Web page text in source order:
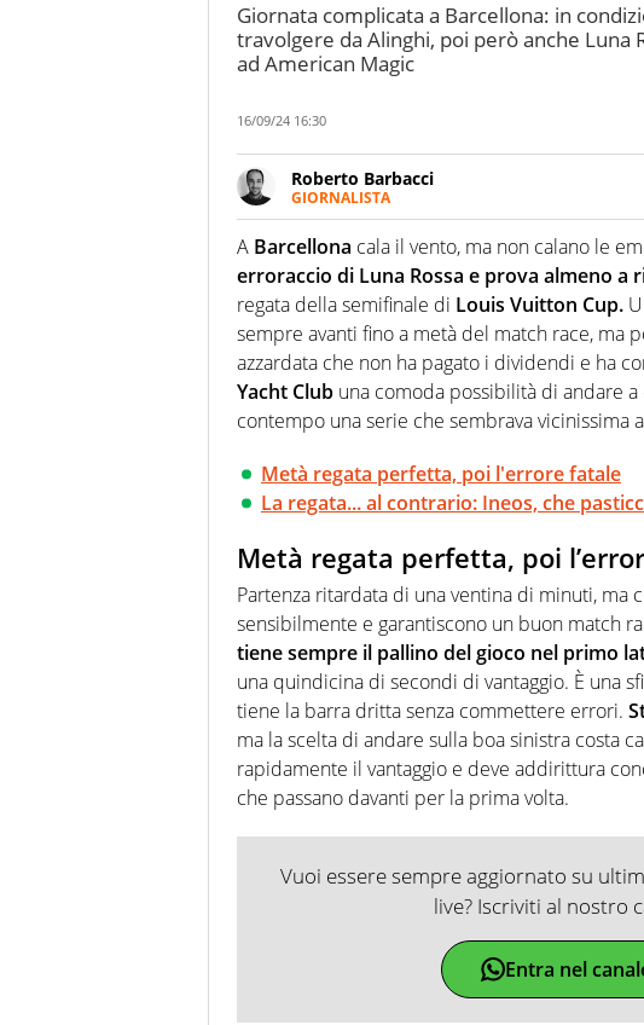
Giornata complicata a Barcellona: in
travolgere da Alinghi, poi però anche Luna
ad American Magic
16/09/24 16:30
Roberto Barbacci
GIORNALISTA
Giornalista (pubblicista) sportivo a tutto
chiedergli di boxe, di scherma, di volley o
A Barcellona cala il vento, ma non calano le
erroraccio di Luna Rossa e prova almeno a
regata della semifinale di Louis Vuitton Cup.
sempre avanti fino a metà del match race, ma
azzardata che non ha pagato i dividendi e ha
Yacht Club una comoda possibilità di andare
contempo una serie che sembrava vicinissima
Metà regata perfetta, poi l'errore fatale
La regata... al contrario: Ineos, che
Metà regata perfetta, poi
Partenza ritardata di una ventina di minuti,
sensibilmente e garantiscono un buon match
tiene sempre il pallino del gioco nel primo
una quindicina di secondi di vantaggio. È una
tiene la barra dritta senza commettere errori.
ma la scelta di andare sulla boa sinistra costa
rapidamente il vantaggio e deve addirittura
che passano davanti per la prima volta.
Vuoi essere sempre aggiornato su
live? Iscriviti al nostro
Entra nel